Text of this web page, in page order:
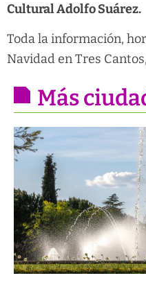
Cultural Adolfo Suárez.
Toda la información,
Navidad en Tres
Más